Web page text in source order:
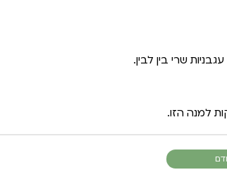
שרי בין לבין.
למנה הזו.